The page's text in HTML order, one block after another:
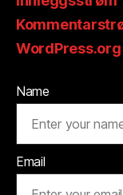
WordPress.org
Name
Email